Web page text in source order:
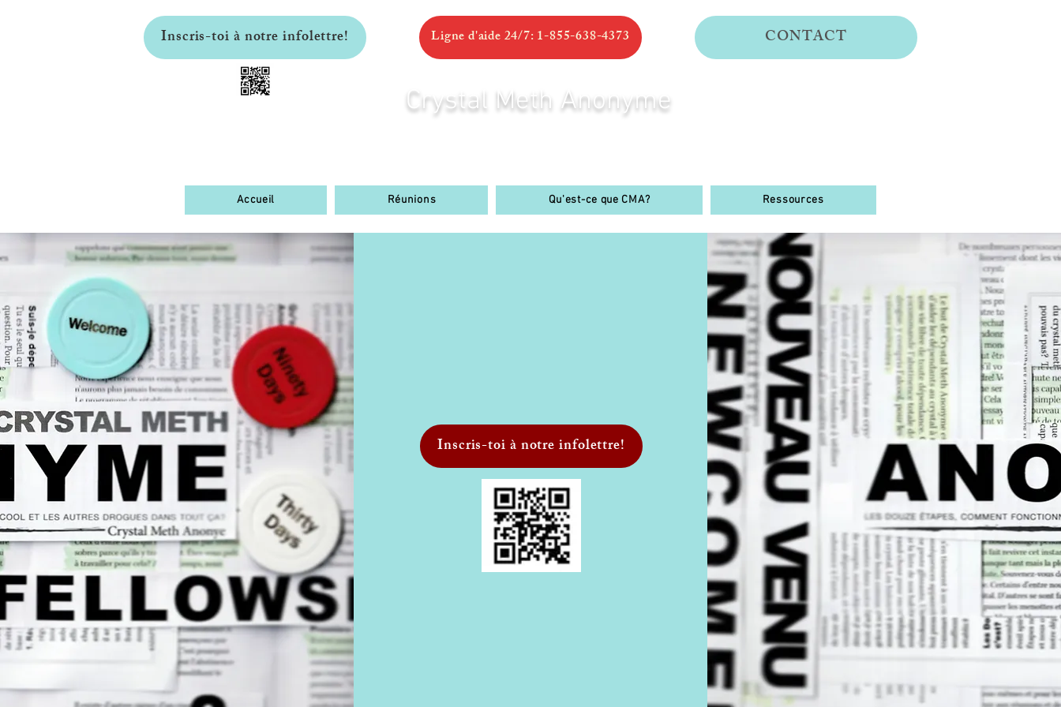
Inscris-toi à notre infolettre! Ligne d'aide 24/7: 1-855-638-4373 CONTACT
Crystal Meth Anonyme
Accueil Réunions Qu'est-ce que CMA? Ressources
Inscris-toi à notre infolettre!